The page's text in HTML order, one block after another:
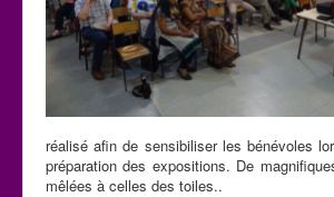
réalisé afin de sensibiliser les bénévoles
préparation des expositions. De
mêlées à celles des toiles..